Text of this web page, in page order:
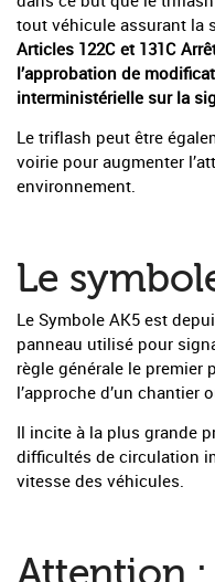
tout véhicule assurant la
Articles 122C et 131C
l’approbation de
interministérielle sur la
Le triflash peut être
voirie pour augmenter
environnement.
Le
Le Symbole AK5 est
panneau utilisé pour
règle générale le premier
l’approche d’un chantier
Il incite à la plus grande
difficultés de circulation
vitesse des véhicules.